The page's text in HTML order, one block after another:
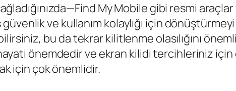
My Mobile gibi resmi
ve kullanım kolaylığı için dönüştürmeyi
bu da tekrar kilitlenme olasılığını
önemdedir ve ekran kilidi tercihleriniz
için çok önemlidir.